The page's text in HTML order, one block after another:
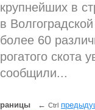
крупнейших в
в
более 60
рогатого скота
сообщили...
← Ctrl